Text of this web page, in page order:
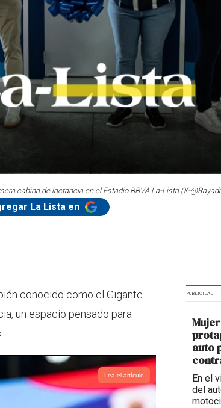
cabina de lactancia en el Estadio BBVA. La-Lista (X-
La Lista en
conocido como el Gigante
un espacio pensado para
Lea el artículo
PUBLICIDAD
auto
En el
del